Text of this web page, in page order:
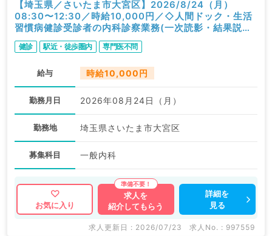
【埼玉県／さいたま市大宮区】2026/8/24（月）
08:30〜12:30／時給10,000円／◇人間ドック・生活
習慣病健診受診者の内科診察業務(一次読影・結果説明
含む)◇／内科
健診 駅近・徒歩圏内 専門医不問
給与 時給10,000円
勤務月日 2026年08月24日（月）
勤務地 埼玉県さいたま市大宮区
募集科目 一般内科
お気に入り
求人を
紹介してもらう
詳細を
見る
求人更新日 : 2026/07/23 求人No. : 997559